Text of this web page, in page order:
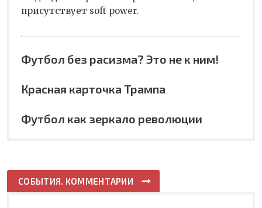
присутствует soft power.
Футбол без расизма? Это не к ним!
Красная карточка Трампа
Футбол как зеркало революции
СОБЫТИЯ. КОММЕНТАРИИ